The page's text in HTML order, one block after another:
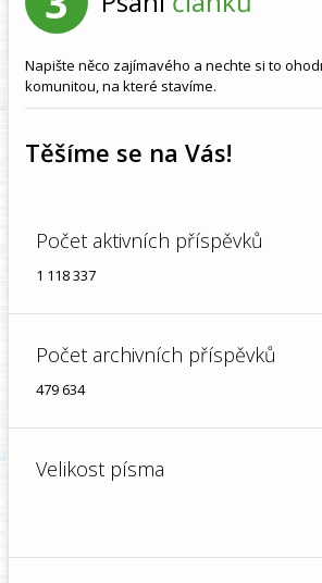
Napište něco zajímavého a nechte si to
komunitou, na které stavíme.
Těšíme se na Vás!
Počet aktivních příspěvků
1 118 337
Počet archivních příspěvků
479 634
Velikost písma